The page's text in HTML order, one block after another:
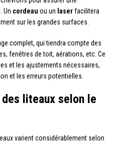
Un cordeau ou un laserfacilitera
sur les grandes surfaces.
complet, qui tiendra compte des
fenêtres de toit, aérations, etc. Ce
et les ajustements nécessaires,
et les erreurs potentielles.
liteaux selon le
varient considérablement selon